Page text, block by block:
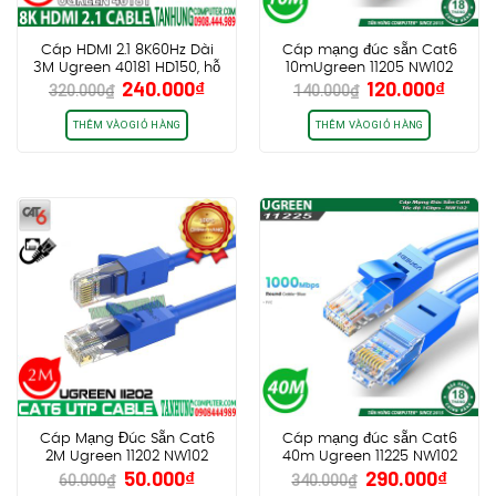
Cáp HDMI 2.1 8K60Hz Dài
3M Ugreen 40181 HD150, hỗ
trợ eARC HDR 48Gbps
320.000₫ Giá
gốc
là:
320.000₫.
240.000₫Giá
THÊM VÀO GIỎ HÀNG
Cáp mạng đúc sẵn Cat6
10mUgreen 11205 NW102
140.000₫ Giá
gốc
là:
140.000₫.
120.000₫Giá
THÊM VÀO GIỎ HÀNG
Cáp Mạng Đúc Sẵn Cat6
2M Ugreen 11202 NW102
60.000₫ Giá
50.000₫Giá
Cáp mạng đúc sẵn Cat6
40m Ugreen 11225 NW102
340.000₫ Giá
290.000₫Giá